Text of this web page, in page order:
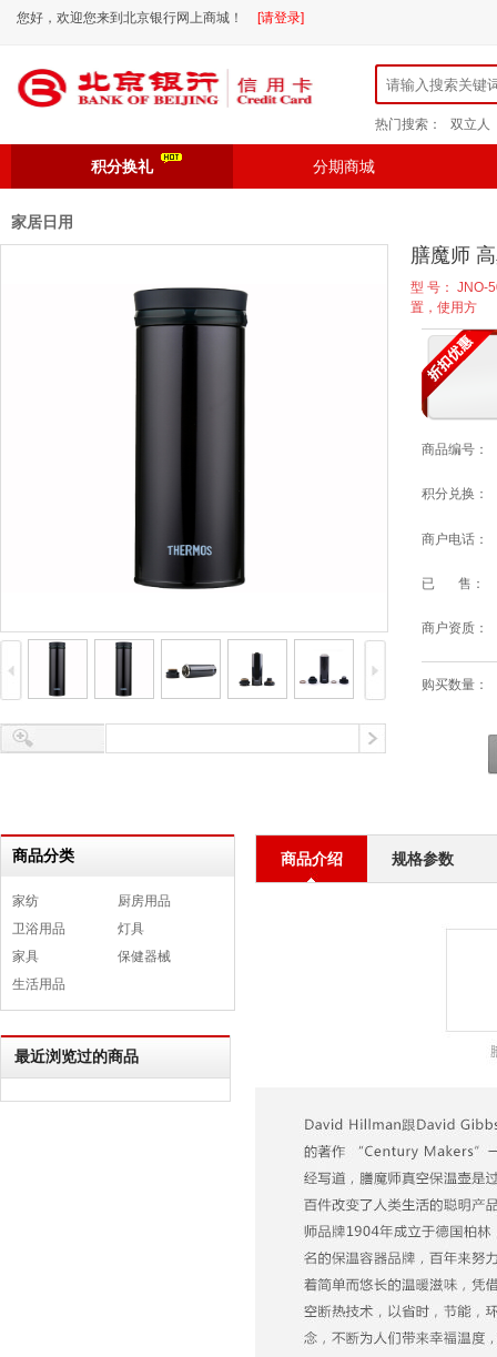
您好，欢迎您来到北京银行网上商城！ [请登录]
热门搜索： 双立人
积分换礼 分期商城
家居日用
膳魔师
型 号： JNO-
置，使用方
商品编号：
积分兑换：
商户电话：
已 售：
商户资质：
购买数量：
商品分类
家纺
厨房用品
卫浴用品
灯具
家具
保健器械
生活用品
最近浏览过的商品
商品介绍 规格参数